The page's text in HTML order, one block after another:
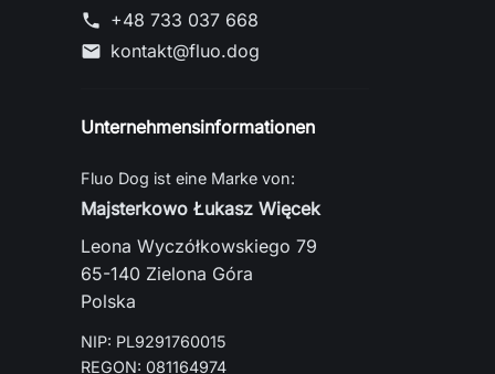
phone +48 733 037 668
mail kontakt@fluo.dog
Unternehmensinformationen
Fluo Dog ist eine Marke von:
Majsterkowo Łukasz Więcek
Leona Wyczółkowskiego 79
65-140 Zielona Góra
Polska
NIP: PL9291760015
REGON: 081164974